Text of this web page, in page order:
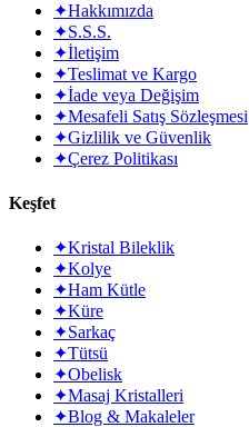
✦Hakkımızda
✦S.S.S.
✦İletişim
✦Teslimat ve Kargo
✦İade veya Değişim
✦Mesafeli Satış Sözleşmesi
✦Gizlilik ve Güvenlik
✦Çerez Politikası
Keşfet
✦Kristal Bileklik
✦Kolye
✦Ham Kütle
✦Küre
✦Sarkaç
✦Tütsü
✦Obelisk
✦Masaj Kristalleri
✦Blog & Makaleler